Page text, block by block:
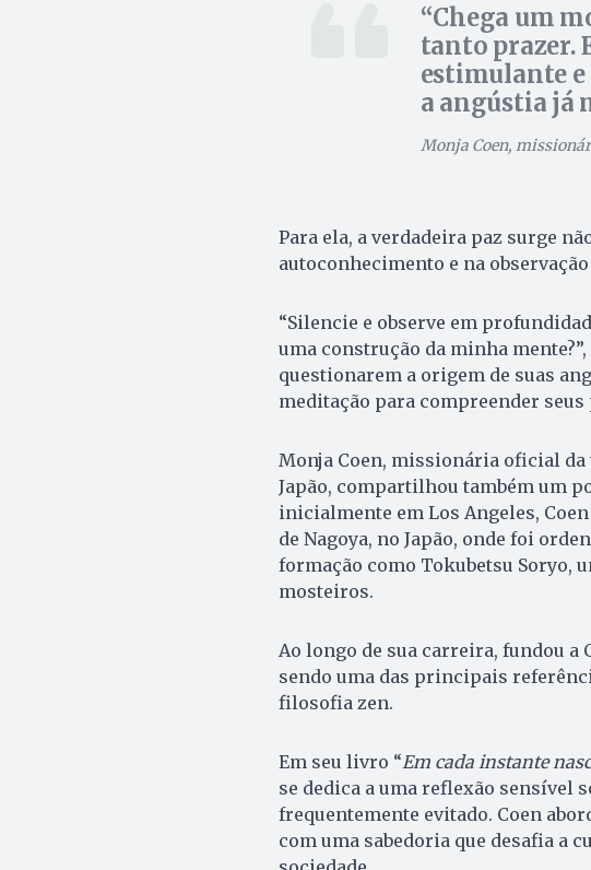
Chega um
tanto prazer.
estimulante
a angústia já
Monja Coen,
Para ela, a verdadeira paz surge
autoconhecimento e na
“Silencie e observe em
uma construção da minha
questionarem a origem de suas
meditação para compreender
Monja Coen, missionária oficial da
Japão, compartilhou também um
inicialmente em Los Angeles,
de Nagoya, no Japão, onde foi
formação como Tokubetsu Soryo,
mosteiros.
Ao longo de sua carreira, fundou a
sendo uma das principais
filosofia zen.
Em seu livro “Em cada instante
se dedica a uma reflexão sensível
frequentemente evitado. Coen
com uma sabedoria que desafia a